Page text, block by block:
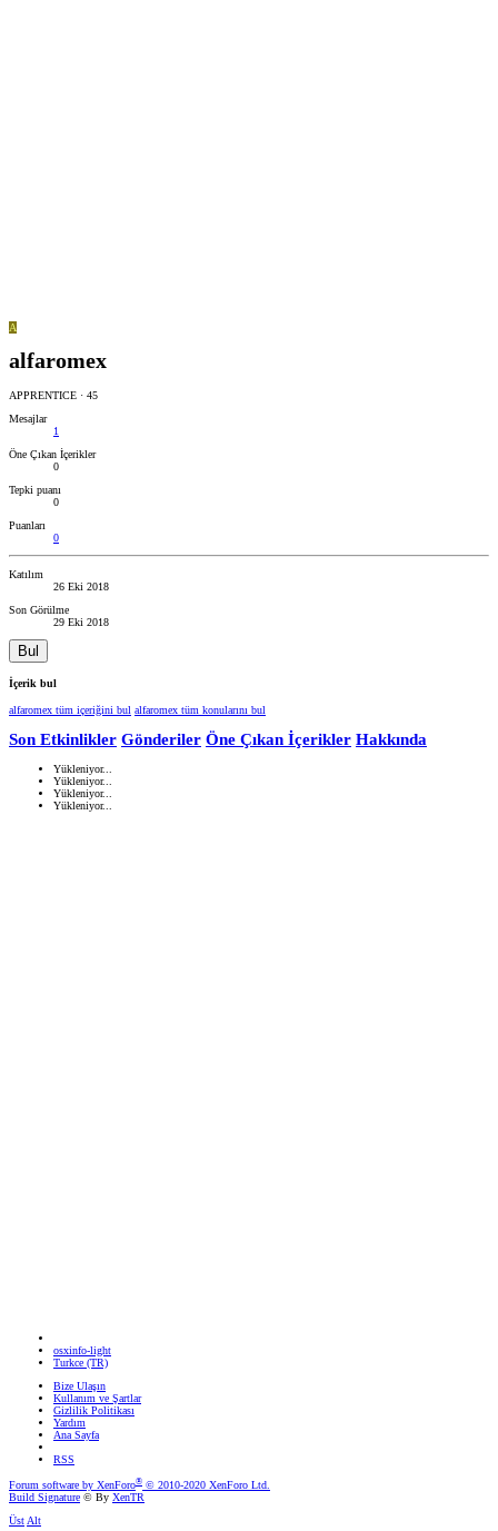
A
alfaromex
APPRENTICE · 45
Mesajlar
1
Öne Çıkan İçerikler
0
Tepki puanı
0
Puanları
0
Katılım
26 Eki 2018
Son Görülme
29 Eki 2018
Bul
İçerik bul
alfaromex tüm içeriğini bul alfaromex tüm konularını bul
Son Etkinlikler Gönderiler Öne Çıkan İçerikler Hakkında
Yükleniyor...
Yükleniyor...
Yükleniyor...
Yükleniyor...
osxinfo-light
Turkce (TR)
Bize Ulaşın
Kullanım ve Şartlar
Gizlilik Politikası
Yardım
Ana Sayfa
RSS
Forum software by XenForo® © 2010-2020 XenForo Ltd.
Build Signature © By XenTR
ÜstAlt